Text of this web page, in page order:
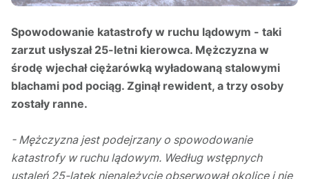
Spowodowanie katastrofy w ruchu lądowym - taki
zarzut usłyszał 25-letni kierowca. Mężczyzna w
środę wjechał ciężarówką wyładowaną stalowymi
blachami pod pociąg. Zginął rewident, a trzy osoby
zostały ranne.
- Mężczyzna jest podejrzany o spowodowanie
katastrofy w ruchu lądowym. Według wstępnych
ustaleń 25-latek nienależycie obserwował okolice i nie